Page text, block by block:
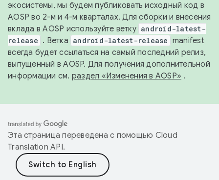
экосистемы, мы будем публиковать исходный код в
AOSP во 2-м и 4-м кварталах. Для сборки и внесения
вклада в AOSP используйте ветку android-latest-
release . Ветка android-latest-release manifest
всегда будет ссылаться на самый последний релиз,
выпущенный в AOSP. Для получения дополнительной
информации см. раздел «Изменения в AOSP» .
Эта страница переведена с помощью Cloud
Translation API.